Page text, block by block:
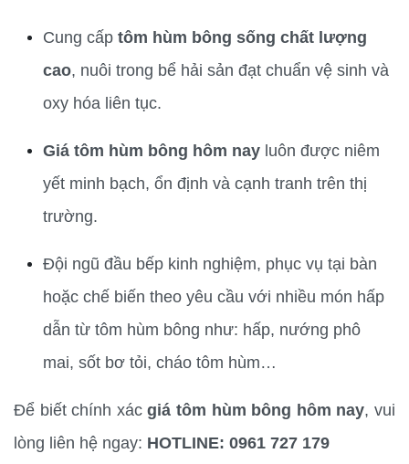
Cung cấp tôm hùm bông sống chất lượng
cao, nuôi trong bể hải sản đạt chuẩn vệ sinh và
oxy hóa liên tục.
Giá tôm hùm bông hôm nay luôn được niêm
yết minh bạch, ổn định và cạnh tranh trên thị
trường.
Đội ngũ đầu bếp kinh nghiệm, phục vụ tại bàn
hoặc chế biến theo yêu cầu với nhiều món hấp
dẫn từ tôm hùm bông như: hấp, nướng phô
mai, sốt bơ tỏi, cháo tôm hùm…
Để biết chính xác giá tôm hùm bông hôm nay, vui
lòng liên hệ ngay: HOTLINE: 0961 727 179